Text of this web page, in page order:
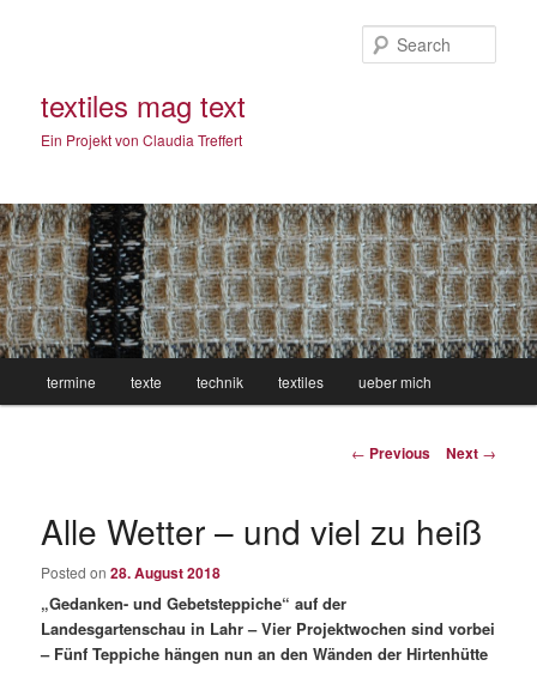
textiles mag text
Ein Projekt von Claudia Treffert
Skip
content
termine texte technik textiles ueber mich
Post
← Previous Next →
Alle Wetter – und viel zu heiß
Posted on28. August 2018
„Gedanken- und Gebetsteppiche“ auf der
Landesgartenschau in Lahr – Vier Projektwochen sind vorbei
– Fünf Teppiche hängen nun an den Wänden der Hirtenhütte